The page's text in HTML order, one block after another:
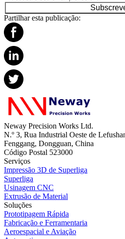
Partilhar esta publicação:
Neway Precision Works Ltd.
N.º 3, Rua Industrial Oeste de
Fenggang, Dongguan, China
Código Postal 523000
Serviços
Impressão 3D de Superliga
Superliga
Usinagem CNC
Extrusão de Material
Soluções
Prototipagem Rápida
Fabricação e Ferramentaria
Aeroespacial e Aviação